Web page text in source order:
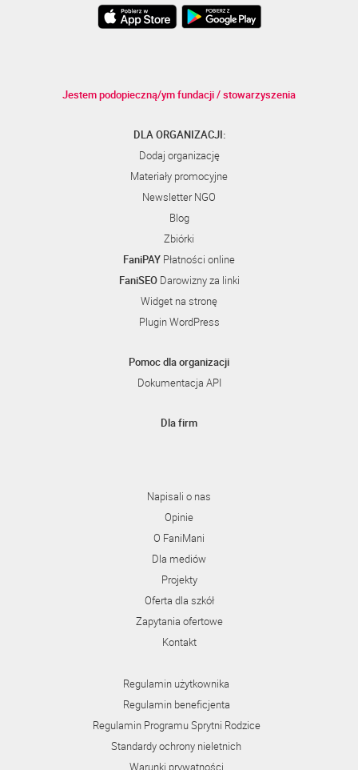
Jestem podopieczną/ym fundacji / stowarzyszenia
DLA ORGANIZACJI:
Dodaj organizację
Materiały promocyjne
Newsletter NGO
Blog
Zbiórki
FaniPAY Płatności online
FaniSEODarowizny za linki
Widget na stronę
Plugin WordPress
Pomoc dla organizacji
Dokumentacja API
Dla firm
Napisali o nas
Opinie
O FaniMani
Dla mediów
Projekty
Oferta dla szkół
Zapytania ofertowe
Kontakt
Regulamin użytkownika
Regulamin beneficjenta
Regulamin Programu Sprytni Rodzice
Standardy ochrony nieletnich
Warunki prywatności